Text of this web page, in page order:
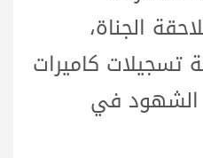
الجناة،
تسجيلات كاميرات
الشهود في